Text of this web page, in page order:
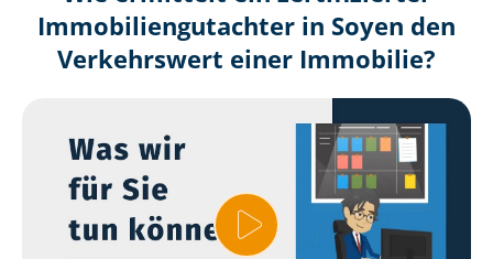
Immobilien­gutachter in Soyen den
Verkehrswert einer Immobilie?